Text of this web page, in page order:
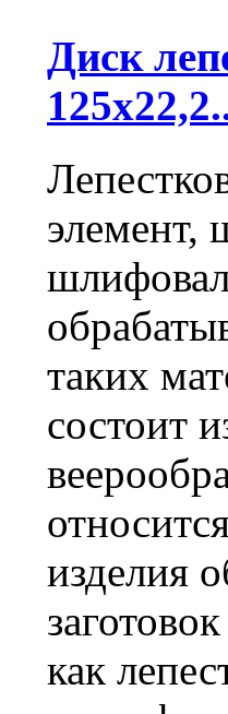
Диск
элемент,
таких
состоит
изделия
как